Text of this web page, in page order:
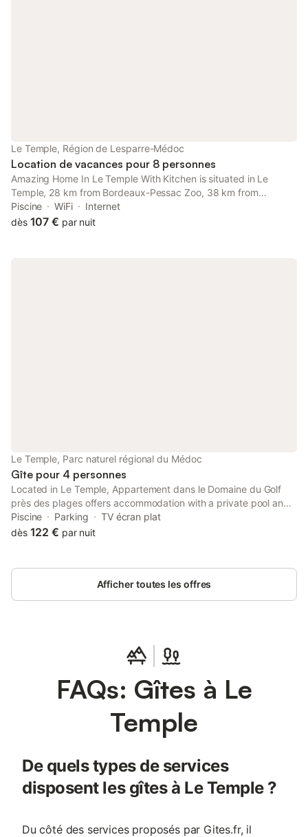
Le Temple, Région de Lesparre-Médoc
Location de vacances pour 8 personnes
Amazing Home In Le Temple With Kitchen is situated in Le
Temple, 28 km from Bordeaux-Pessac Zoo, 38 km from
Museum of Aquitaine, and 38 km from Bordeaux Cathedral. This
holiday home has a private pool and a garden.
Piscine WiFi
Internet
dès 107 € par nuit
Le Temple, Parc naturel régional du Médoc
Gîte pour 4 personnes
Located in Le Temple, Appartement dans le Domaine du Golf
près des plages offers accommodation with a private pool and
garden views. This property offers access to a balcony and free
private parking.
Piscine Parking
TV écran plat
dès 122 € par nuit
Afficher toutes les offres
FAQs: Gîtes à Le
Temple
De quels types de services
disposent les gîtes à Le Temple ?
Du côté des services proposés par Gites.fr, il